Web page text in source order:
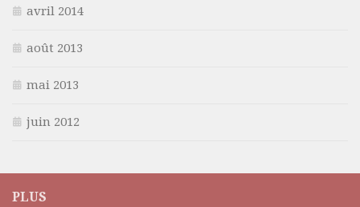
avril 2014
août 2013
mai 2013
juin 2012
PLUS